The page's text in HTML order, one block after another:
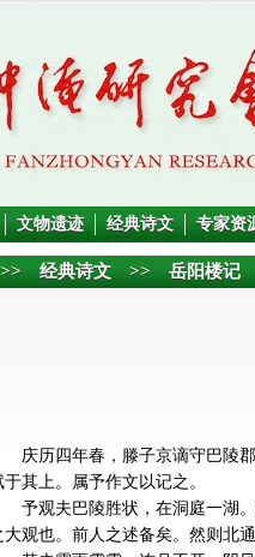
文物遗迹 经典诗文 专家资
经典诗文 >> 岳阳楼记
庆历四年春，滕子京谪守巴陵
于其上。属予作文以记之。
予观夫巴陵胜状，在洞庭一湖
大观也。前人之述备矣。然则北